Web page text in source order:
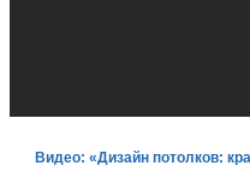
Видео: «Дизайн потолков: